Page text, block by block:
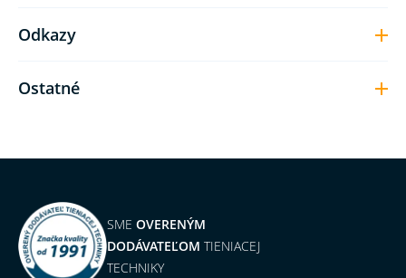
Odkazy
Ostatné
SME OVERENÝM
DODÁVATEĽOM TIENIACEJ
TECHNIKY